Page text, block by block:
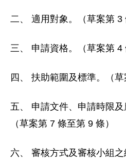
二、 適用對象。（草案第 3
三、 申請資格。（草案第 4
四、 扶助範圍及標準。（草
五、 申請文件、申請時限及
（草案第 7 條至第 9 條）
六、 審核方式及審核小組